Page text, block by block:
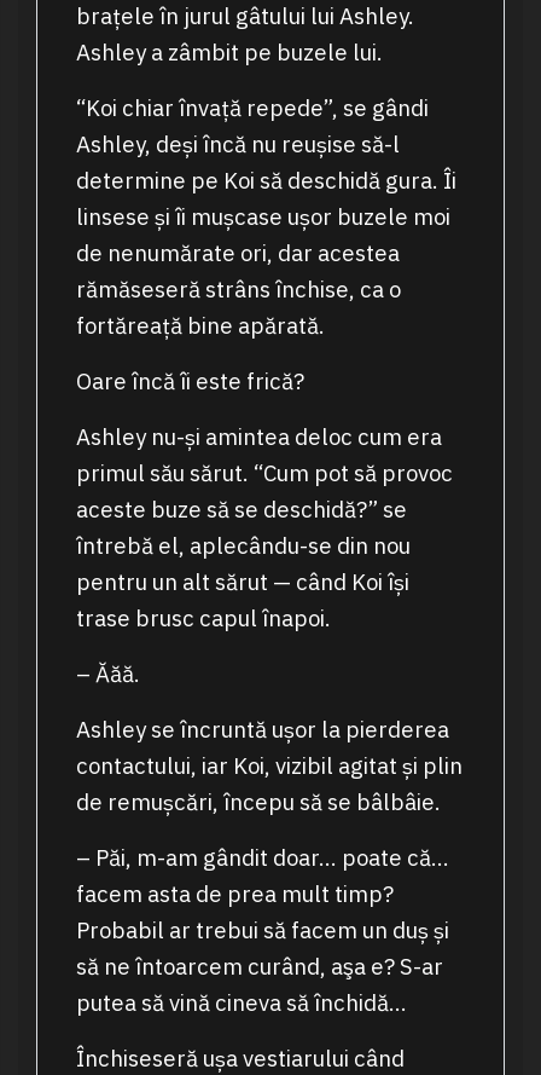
brațele în jurul gâtului lui Ashley.
Ashley a zâmbit pe buzele lui.
“Koi chiar învață repede”, se gândi
Ashley, deși încă nu reușise să-l
determine pe Koi să deschidă gura. Îi
linsese și îi mușcase ușor buzele moi
de nenumărate ori, dar acestea
rămăseseră strâns închise, ca o
fortăreață bine apărată.
Oare încă îi este frică?
Ashley nu-și amintea deloc cum era
primul său sărut. “Cum pot să provoc
aceste buze să se deschidă?” se
întrebă el, aplecându-se din nou
pentru un alt sărut — când Koi își
trase brusc capul înapoi.
– Ăăă.
Ashley se încruntă ușor la pierderea
contactului, iar Koi, vizibil agitat și plin
de remușcări, începu să se bâlbâie.
– Păi, m-am gândit doar… poate că…
facem asta de prea mult timp?
Probabil ar trebui să facem un duș și
să ne întoarcem curând, aşa e? S-ar
putea să vină cineva să închidă…
Închiseseră ușa vestiarului când